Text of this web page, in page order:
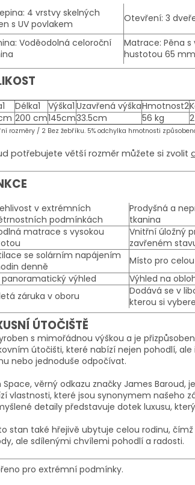
4 vrstvy skelných
s UV povlakem
Otevření: 3
Voděodolná celoroční
Matrace: Pěna s
hustotou 65 mm
Délka1 Výška1 Uzavřená výškaHmotnost2
200 cm145cm33.5cm 56 kg
rozměry / 2 Bez žebříku. 5% odchylka hmotnosti
potřebujete větší rozměr můžete si zvolit
v extrémních
podmínkách
Prodyšná a
tkanina
matrace s vysokou
Vnitřní úložný
zavřeném
se solárním napájením
denně
Místo pro
panoramatický výhled
Výhled na
záruka v oboru
Dodává se v
kterou si
ÚTOČIŠTĚ
s mimořádnou výškou a je
útočišti, které nabízí nejen pohodlí,
nebo jednoduše odpočívat.
Space, věrný odkazu značky James
vlastnosti, které jsou synonymem našeho
detaily představuje dotek luxusu,
stan také hřejivě ubytuje celou rodinu,
ale sdílenými chvílemi pohodlí a radosti.
pro extrémní podmínky.